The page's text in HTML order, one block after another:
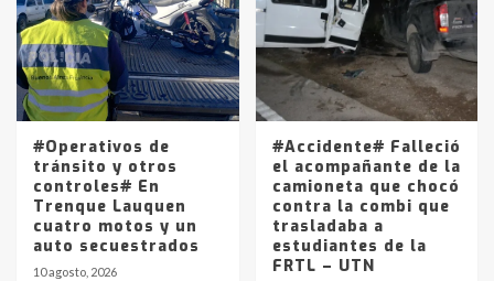
#Operativos de
tránsito y otros
controles# En
Trenque Lauquen
cuatro motos y un
auto secuestrados
10 agosto, 2026
#Accidente# Falleció
el acompañante de la
camioneta que chocó
contra la combi que
trasladaba a
estudiantes de la
FRTL – UTN